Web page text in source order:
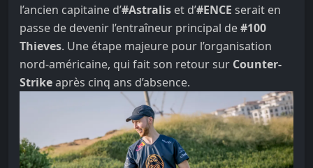
l’ancien capitaine d’#Astralis et d’#ENCE serait en
passe de devenir l’entraîneur principal de#100
Thieves. Une étape majeure pour l’organisation
nord-américaine, qui fait son retour sur Counter-
Strikeaprès cinq ans d’absence.